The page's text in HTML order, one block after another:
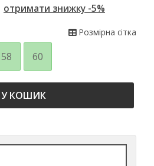
отримати знижку -5%
Розмірна сітка
58 60
У КОШИК